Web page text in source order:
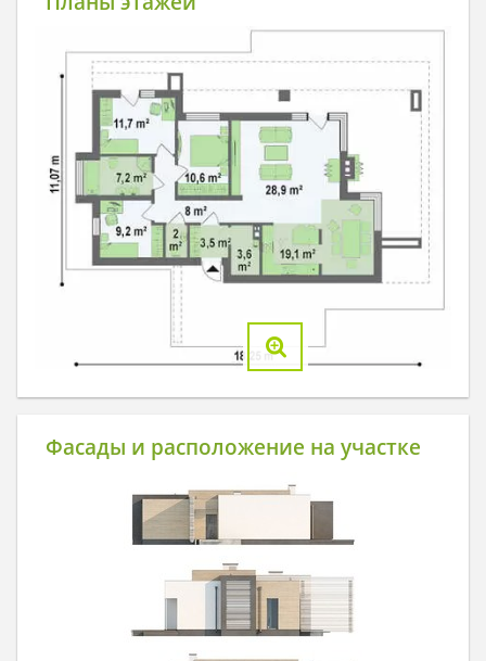
Фасады и расположение на участке